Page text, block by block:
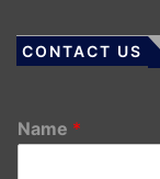
CONTACT US
Name *